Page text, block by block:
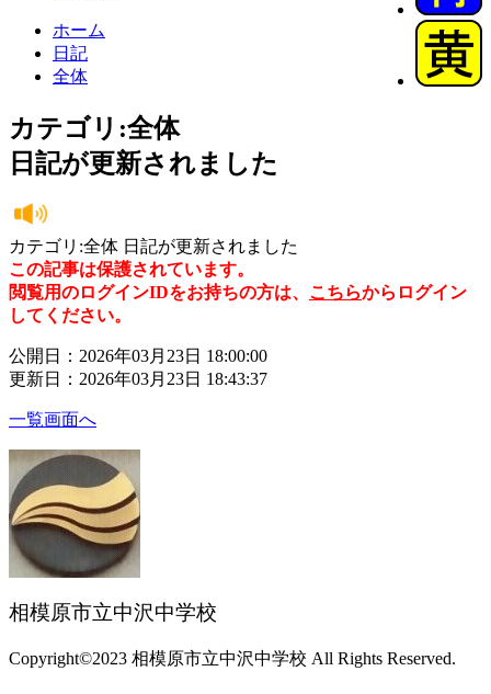
ホーム
日記
全体
カテゴリ:全体
日記が更新されました
カテゴリ:全体 日記が更新されました
この記事は保護されています。
閲覧用のログインIDをお持ちの方は、 こちらからログイン
してください。
公開日：2026年03月23日 18:00:00
更新日：2026年03月23日 18:43:37
一覧画面へ
相模原市立中沢中学校
Copyright©2023 相模原市立中沢中学校 All Rights Reserved.